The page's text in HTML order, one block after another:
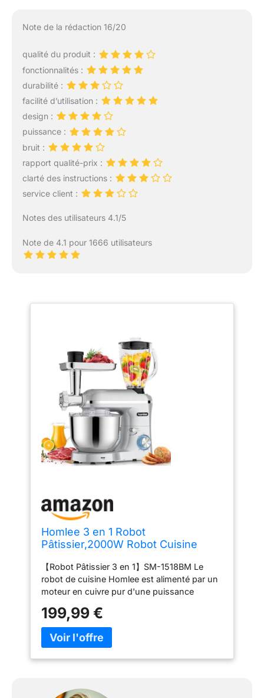
Note de la rédaction 16/20
qualité du produit :
fonctionnalités :
durabilité :
facilité d’utilisation :
design :
puissance :
bruit :
rapport qualité-prix :
clarté des instructions :
service client :
Notes des utilisateurs 4.1/5
Note de 4.1 pour 1666 utilisateurs
Homlee 3 en 1 Robot
Pâtissier,2000W Robot Cuisine
Viande,1,5L Mixeur,Ensemble de
légumes,Accessoires pour
Saucisses,5.5L Bol
Mélangeur,Fouet,Crochet
Pétrisseur,Batteur
【Robot Pâtissier 3 en 1】SM-1518BM Le
robot de cuisine Homlee est alimenté par un
moteur en cuivre pur d'une puissance
multifonctionnel avec tranchage,
déchiquetage, accessoire hachoir à viande et
presse-agrumes en verre de 1,5L peut être
whisk, stirrer)you can choose different speed
199,99 €